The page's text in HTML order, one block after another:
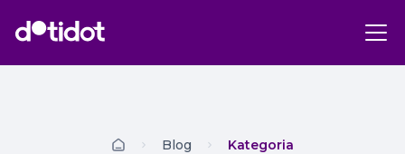
Blog Kategoria